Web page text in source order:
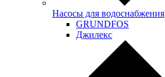
Насосы для водоснабжения
GRUNDFOS
Джилекс